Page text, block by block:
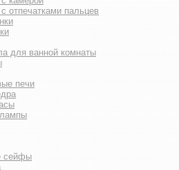
отпечатками пальцев
для ванной комнаты
печи
сейфы